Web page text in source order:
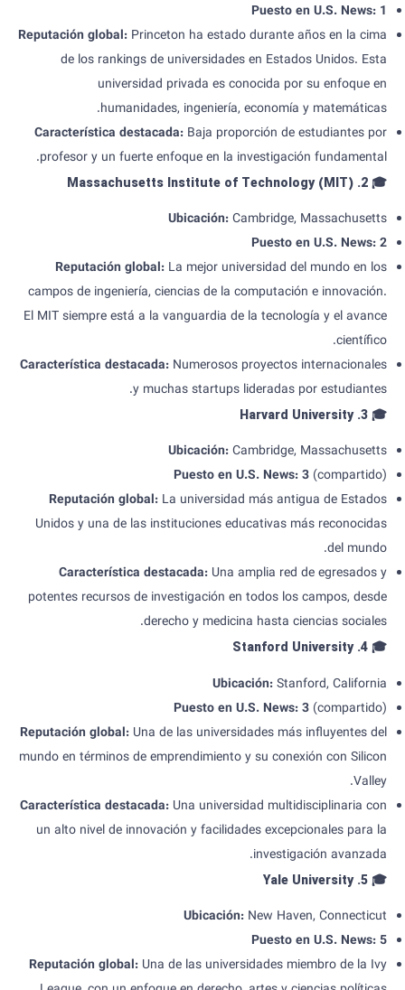
Puestoen U.S. News: 1
Reputación global:Princeton ha estado durante años en la cima
de los rankings de universidades en Estados Unidos. Esta
universidad privada es conocida por su enfoque en
humanidades, ingeniería, economía y matemáticas.
Característica destacada:Baja proporción de estudiantes por
profesor y un fuerte enfoque en la investigación fundamental.
🎓
2. Massachusetts Institute of Technology (MIT)
Ubicación:Cambridge, Massachusetts
Puestoen U.S. News: 2
Reputación global:La mejor universidad del mundo en los
campos de ingeniería, ciencias de la computación e innovación.
El MIT siempre está a la vanguardia de la tecnología y el avance
científico.
Característica destacada:Numerosos proyectos internacionales
y muchas startups lideradas por estudiantes.
🎓
3. Harvard University
Ubicación:Cambridge, Massachusetts
Puestoen U.S. News: 3(compartido)
Reputación global:La universidad más antigua de Estados
Unidos y una de las instituciones educativas más reconocidas
del mundo.
Característica destacada:Una amplia red de egresados y
potentes recursos de investigación en todos los campos, desde
derecho y medicina hasta ciencias sociales.
🎓
4. Stanford University
Ubicación:Stanford, California
Puestoen U.S. News: 3(compartido)
Reputación global:Una de las universidades más influyentes del
mundo en términos de emprendimiento y su conexión con Silicon
Valley.
Característica destacada:Una universidad multidisciplinaria con
un alto nivel de innovación y facilidades excepcionales para la
investigación avanzada.
🎓
5. Yale University
Ubicación:New Haven, Connecticut
Puestoen U.S. News: 5
Reputación global:Una de las universidades miembro de la Ivy